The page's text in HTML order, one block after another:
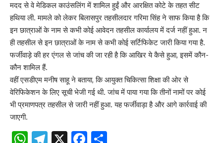
मदद से वे मेडिकल काउंसलिंग में शामिल हुईं और आरक्षित कोटे के तहत सीट
हथिया ली. मामले को लेकर बिलासपुर तहसीलदार गरिमा सिंह ने साफ किया है कि
इन छात्राओं के नाम से कभी कोई आवेदन तहसील कार्यालय में दर्ज नहीं हुआ. न
ही तहसील से इन छात्राओं के नाम से कभी कोई सर्टिफिकेट जारी किया गया है.
फर्जीवाड़े की हर एंगल से जांच की जा रही है कि आखिर ये कैसे हुआ, इसमें कौन-
कौन शामिल हैं.
वहीं एसडीएम मनीष साहू ने बताया, कि आयुक्त चिकित्सा शिक्षा की ओर से
वेरिफिकेशन के लिए सूची भेजी गई थी. जांच में पाया गया कि तीनों नामों पर कोई
भी प्रमाणपत्र तहसील से जारी नहीं हुआ. यह फर्जीवाड़ा है और आगे कार्रवाई की
जाएगी.